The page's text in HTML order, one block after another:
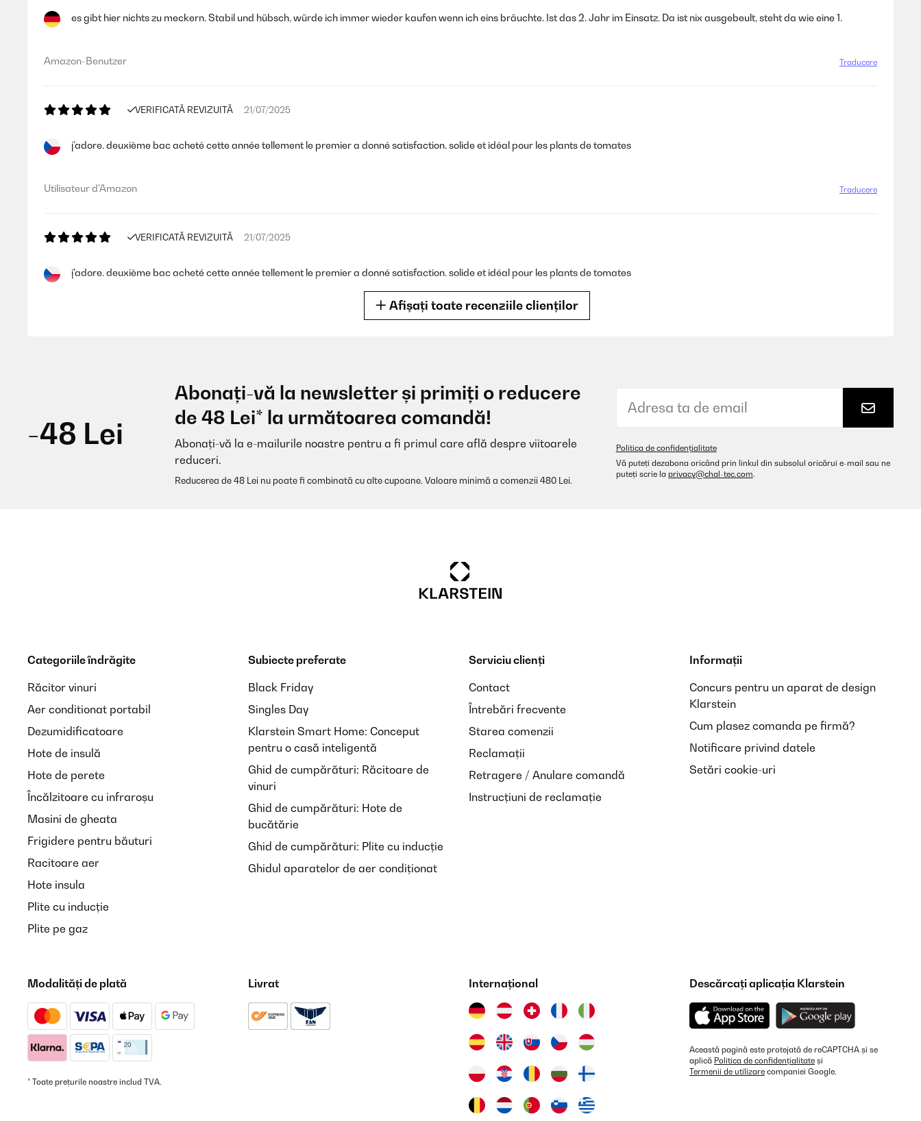
es gibt hier nichts zu meckern. Stabil und hübsch, würde ich immer wieder kaufen wenn ich eins bräuchte. Ist das 2. Jahr im Einsatz. Da ist nix ausgebeult, steht da wie eine 1.
Amazon-Benutzer Traducere
VERIFICATĂ REVIZUITĂ 21/07/2025
j’adore. deuxième bac acheté cette année tellement le premier a donné satisfaction. solide et idéal pour les plants de tomates
Utilisateur d'Amazon Traducere
VERIFICATĂ REVIZUITĂ 21/07/2025
j'adore. deuxième bac acheté cette année tellement le premier a donné satisfaction. solide et idéal pour les plants de tomates
An sich ein cooles Produkt. Kam aber mit ein paar Schrauben. 6 fehlen noch. In der Beschreibung ist nicht klar ob der Kantenschutz dabei ist oder nicht. Erst in der Anleitung in der
Verpackung sieht man leider, dass dieser nicht dabei ist. Ansonsten sieht es gut aus. Zu beachten ist noch dass es nicht 80cm hoch ist sondern 40cm übereinander geschraubt ist. -1
Stern wegen Schrauben und Kantenschutz…
Traducere
Sehr gute Qualität, sind viele Schrauben zu verarbeiten aber zu Zweit bekommt man es leicht montiert.
Amazon-Benutzer Traducere
12/05/2025
Leicht zusammen zu bauen! Stabil! Auch die Schnecken lieben es!
Ich bin absolut begeistert von diesem Hochbeet aus Metall! Der Aufbau war einfach und gut erklärt – auch allein machbar. Das Material wirkt sehr robust und wetterfest, genau
Amazon-Benutzer Traducere
Afișați toate recenziile clienților
-48 Lei
Abonați-vă la newsletter și primiți o reducere
de 48 Lei* la următoarea comandă!
Abonați-vă la e-mailurile noastre pentru a fi primul care află despre viitoarele
reduceri.
Reducerea de 48 Lei nu poate fi combinată cu alte cupoane. Valoare minimă a comenzii 480 Lei.
Politica de confidențialitate
Vă puteți dezabona oricând prin linkul din subsolul oricărui e-mail sau ne
puteți scrie la privacy@chal-tec.com.
Categoriile îndrăgite
Răcitor vinuri
Aer conditionat portabil
Dezumidificatoare
Hote de insulă
Hote de perete
Încălzitoare cu infraroșu
Masini de gheata
Frigidere pentru băuturi
Racitoare aer
Hote insula
Plite cu inducție
Plite pe gaz
Subiecte preferate
Black Friday
Singles Day
Klarstein Smart Home: Conceput
pentru o casă inteligentă
Ghid de cumpărături: Răcitoare de
vinuri
Ghid de cumpărături: Hote de
bucătărie
Ghid de cumpărături: Plite cu inducție
Ghidul aparatelor de aer condiționat
Serviciu clienți
Contact
Întrebări frecvente
Starea comenzii
Reclamații
Retragere / Anulare comandă
Instrucțiuni de reclamație
Informații
Concurs pentru un aparat de design
Klarstein
Cum plasez comanda pe firmă?
Notificare privind datele
Setări cookie-uri
Modalități de plată
* Toate prețurile noastre includ TVA.
Livrat Internațional Descărcați aplicația Klarstein
Această pagină este protejată de reCAPTCHA și se
aplică Politica de confidențialitate și
Termenii de utilizare companiei Google.